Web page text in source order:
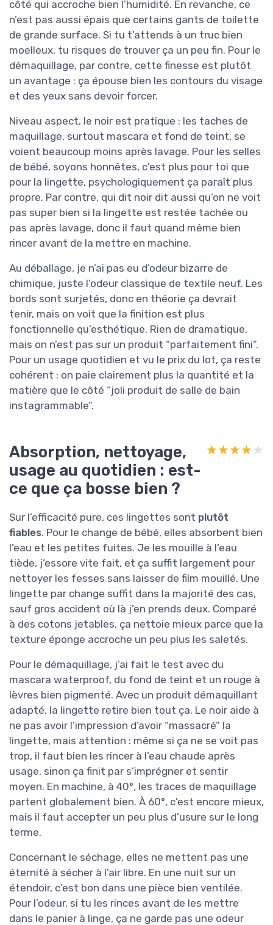
côté qui accroche bien l’humidité. En revanche, ce
n’est pas aussi épais que certains gants de toilette
de grande surface. Si tu t’attends à un truc bien
moelleux, tu risques de trouver ça un peu fin. Pour le
démaquillage, par contre, cette finesse est plutôt
un avantage : ça épouse bien les contours du visage
et des yeux sans devoir forcer.
Niveau aspect, le noir est pratique : les taches de
maquillage, surtout mascara et fond de teint, se
voient beaucoup moins après lavage. Pour les selles
de bébé, soyons honnêtes, c’est plus pour toi que
pour la lingette, psychologiquement ça paraît plus
propre. Par contre, qui dit noir dit aussi qu’on ne voit
pas super bien si la lingette est restée tachée ou
pas après lavage, donc il faut quand même bien
rincer avant de la mettre en machine.
Au déballage, je n’ai pas eu d’odeur bizarre de
chimique, juste l’odeur classique de textile neuf. Les
bords sont surjetés, donc en théorie ça devrait
tenir, mais on voit que la finition est plus
fonctionnelle qu’esthétique. Rien de dramatique,
mais on n’est pas sur un produit “parfaitement fini”.
Pour un usage quotidien et vu le prix du lot, ça reste
cohérent : on paie clairement plus la quantité et la
matière que le côté “joli produit de salle de bain
instagrammable”.
Absorption, nettoyage,
usage au quotidien : est-
ce que ça bosse bien ?
★★★★★
★★★★★
Sur l’efficacité pure, ces lingettes sont plutôt
fiables. Pour le change de bébé, elles absorbent bien
l’eau et les petites fuites. Je les mouille à l’eau
tiède, j’essore vite fait, et ça suffit largement pour
nettoyer les fesses sans laisser de film mouillé. Une
lingette par change suffit dans la majorité des cas,
sauf gros accident où là j’en prends deux. Comparé
à des cotons jetables, ça nettoie mieux parce que la
texture éponge accroche un peu plus les saletés.
Pour le démaquillage, j’ai fait le test avec du
mascara waterproof, du fond de teint et un rouge à
lèvres bien pigmenté. Avec un produit démaquillant
adapté, la lingette retire bien tout ça. Le noir aide à
ne pas avoir l’impression d’avoir “massacré” la
lingette, mais attention : même si ça ne se voit pas
trop, il faut bien les rincer à l’eau chaude après
usage, sinon ça finit par s’imprégner et sentir
moyen. En machine, à 40°, les traces de maquillage
partent globalement bien. À 60°, c’est encore mieux,
mais il faut accepter un peu plus d’usure sur le long
terme.
Concernant le séchage, elles ne mettent pas une
éternité à sécher à l’air libre. En une nuit sur un
étendoir, c’est bon dans une pièce bien ventilée.
Pour l’odeur, si tu les rinces avant de les mettre
dans le panier à linge, ça ne garde pas une odeur